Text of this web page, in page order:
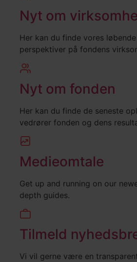
Nyt om
Her kan du finde vores
perspektiver på fondens
Nyt om fonden
Her kan du finde de seneste
vedrører fonden og dens
Medieomtale
Get up and running on our
depth guides.
Tilmeld
Vi vil gerne være en